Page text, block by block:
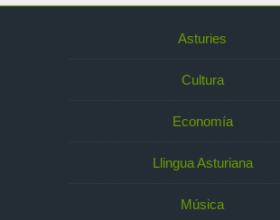
Asturies
Cultura
Economía
Llingua Asturiana
Música